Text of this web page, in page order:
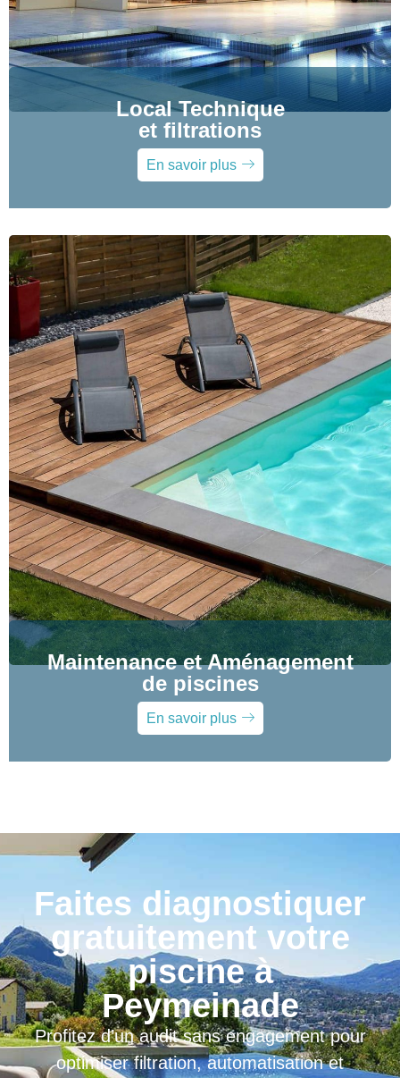
Local Technique
et filtrations
En savoir plus
Maintenance et Aménagement
de piscines
En savoir plus
Faites diagnostiquer
gratuitement votre
piscine à
Peymeinade
Profitez d’un audit sans engagement pour
optimiser filtration, automatisation et